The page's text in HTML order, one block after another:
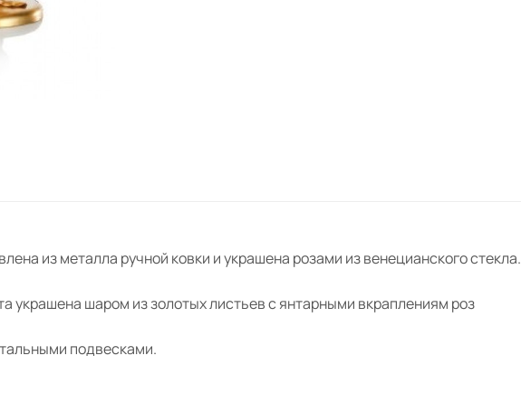
из металла ручной ковки и украшена розами из венецианского стекла.
украшена шаром из золотых листьев с янтарными вкраплениям роз
подвесками.